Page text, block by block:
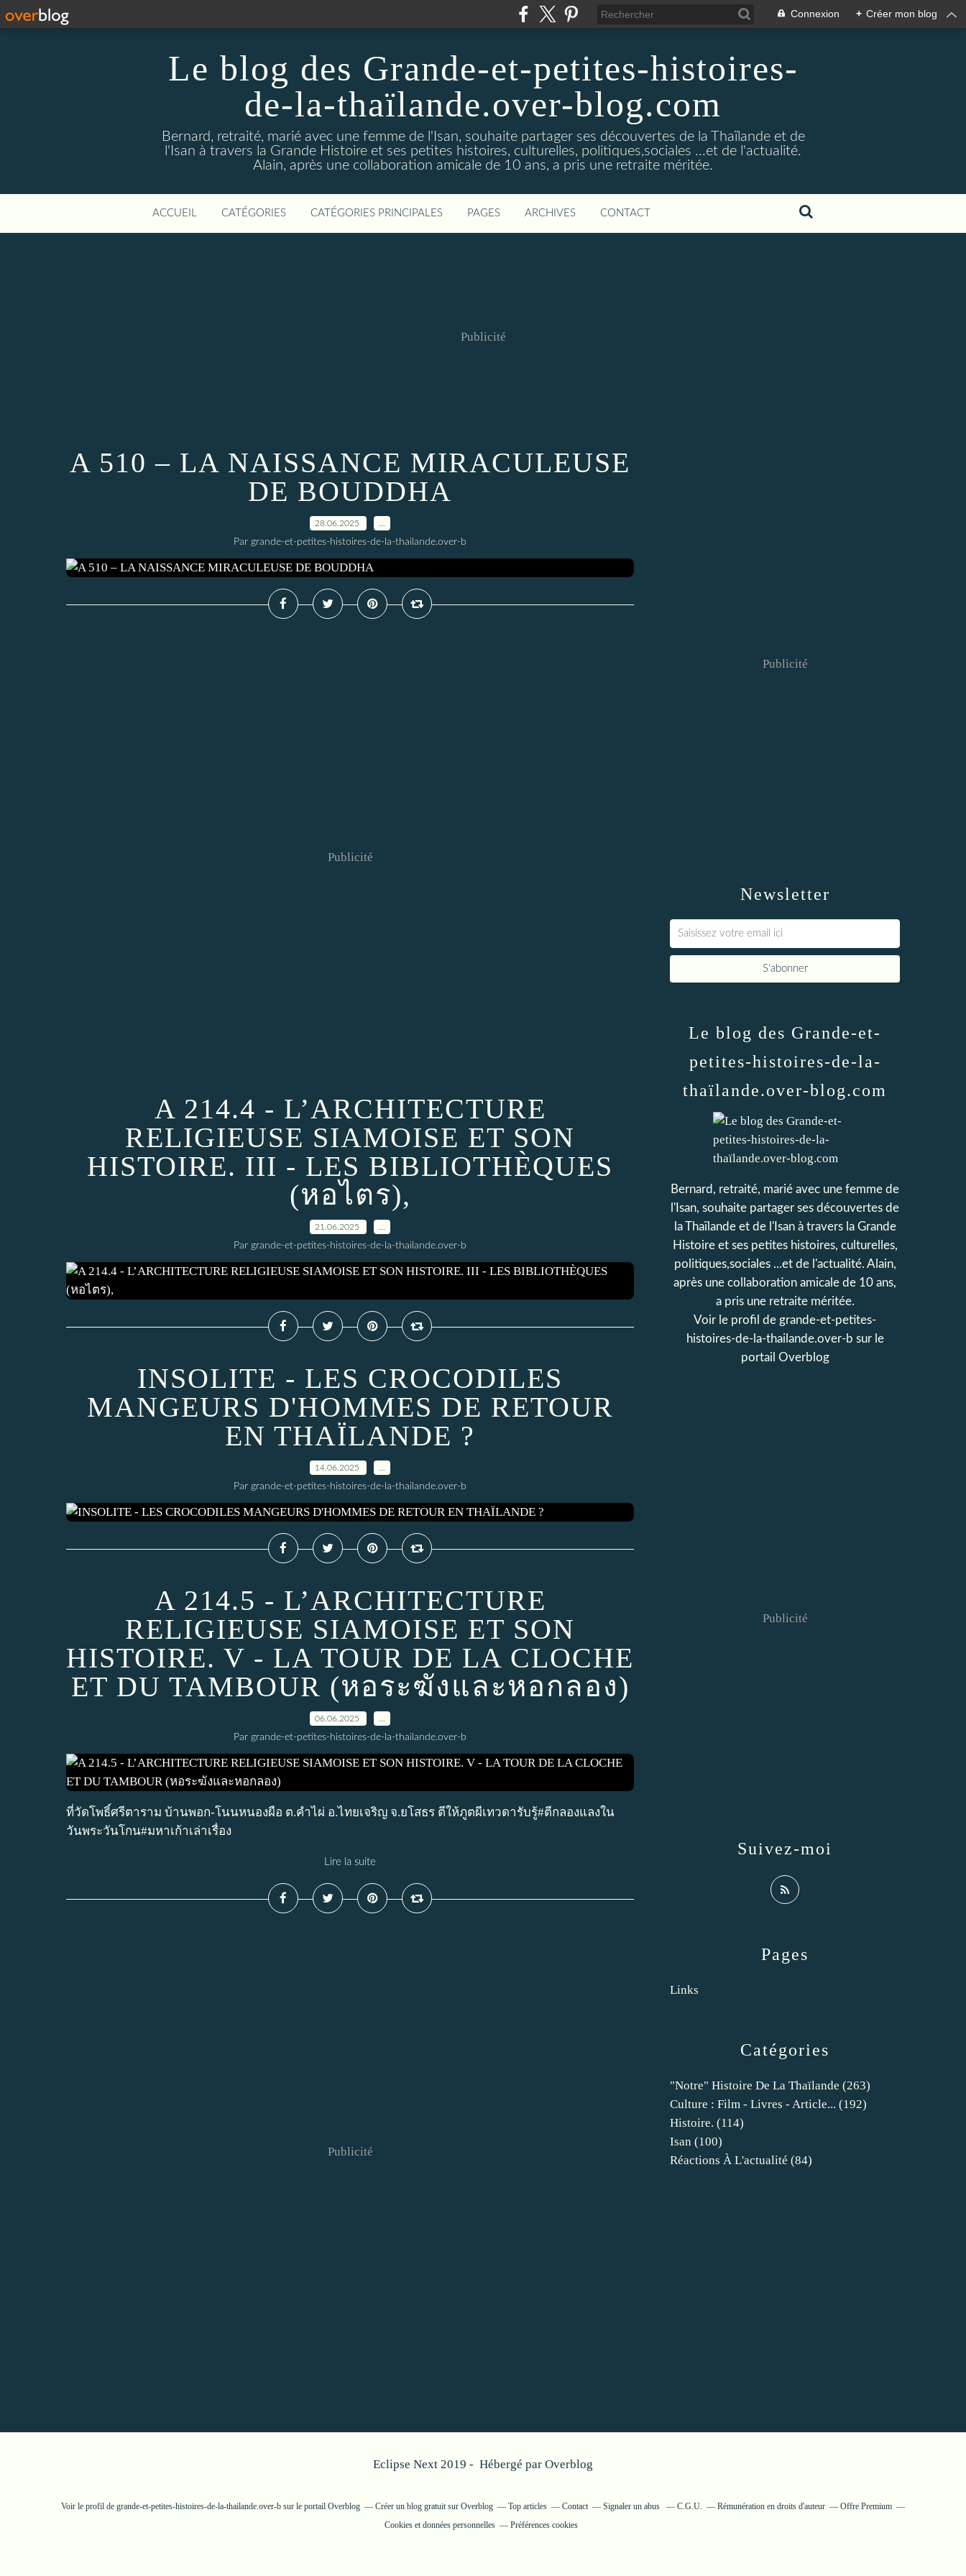
Connexion + Créer mon blog
Le blog des Grande-et-petites-histoires-
de-la-thaïlande.over-blog.com
Bernard, retraité, marié avec une femme de l'Isan, souhaite partager ses découvertes de la Thaïlande et de
l'Isan à travers la Grande Histoire et ses petites histoires, culturelles, politiques,sociales ...et de l'actualité.
Alain, après une collaboration amicale de 10 ans, a pris une retraite méritée.
ACCUEIL CATÉGORIES CATÉGORIES PRINCIPALES PAGES ARCHIVES CONTACT
Publicité
A 510 – LA NAISSANCE MIRACULEUSE
DE BOUDDHA
28.06.2025
Par grande-et-petites-histoires-de-la-thailande.over-b
Publicité
A 214.4 - L’ARCHITECTURE
RELIGIEUSE SIAMOISE ET SON
HISTOIRE. III - LES BIBLIOTHÈQUES
(หอไตร),
21.06.2025
Par grande-et-petites-histoires-de-la-thailande.over-b
INSOLITE - LES CROCODILES
MANGEURS D'HOMMES DE RETOUR
EN THAÏLANDE ?
14.06.2025
Par grande-et-petites-histoires-de-la-thailande.over-b
A 214.5 - L’ARCHITECTURE
RELIGIEUSE SIAMOISE ET SON
HISTOIRE. V - LA TOUR DE LA CLOCHE
ET DU TAMBOUR (หอระฆังและหอกลอง)
06.06.2025
Par grande-et-petites-histoires-de-la-thailande.over-b
ที่วัดโพธิ์ศรีตาราม บ้านพอก-โนนหนองผือ ต.คำไผ่ อ.ไทยเจริญ จ.ยโสธร ตีให้ภูตผีเทวดารับรู้#ตีกลองแลงใน
วันพระวันโกน#มหาเก้าเล่าเรื่อง
Lire la suite
Publicité
Newsletter
Publicité
Catégories
"notre" Histoire De La Thaïlande (263)
Culture : Film - Livres - Article... (192)
Histoire. (114)
Isan (100)
Réactions À L'actualité (84)
Pages
Links
Le blog des Grande-et-
petites-histoires-de-la-
thaïlande.over-blog.com
Bernard, retraité, marié avec une femme de
l'Isan, souhaite partager ses découvertes de
la Thaïlande et de l'Isan à travers la Grande
Histoire et ses petites histoires, culturelles,
politiques,sociales ...et de l'actualité. Alain,
après une collaboration amicale de 10 ans,
a pris une retraite méritée.
Voir le profil de grande-et-petites-
histoires-de-la-thailande.over-b sur le
portail Overblog
Suivez-moi
Publicité
Eclipse Next 2019 - Hébergé par Overblog
Voir le profil de grande-et-petites-histoires-de-la-thailande.over-b sur le portail Overblog Créer un blog gratuit sur Overblog Top articles Contact Signaler un abus C.G.U. Rémunération en droits d'auteur
Offre Premium
Cookies et données personnelles
Préférences cookies